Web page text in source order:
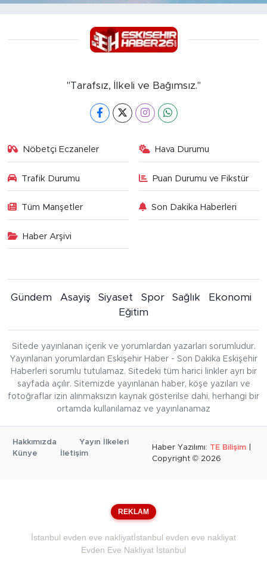
"Tarafsız, İlkeli ve Bağımsız."
Nöbetçi Eczaneler Hava Durumu
Trafik Durumu Puan Durumu ve Fikstür
Tüm Manşetler Son Dakika Haberleri
Haber Arşivi
Gündem Asayiş Siyaset Spor Sağlık
Ekonomi
Eğitim
Sitede yayınlanan içerik ve yorumlardan yazarları sorumludur.
Yayınlanan yorumlardan Eskişehir Haber - Son Dakika Eskişehir
Haberleri sorumlu tutulamaz. Sitedeki tüm harici linkler ayrı bir
sayfada açılır. Sitemizde yayınlanan haber, köşe yazıları ve
fotoğraflar izin alınmaksızın kaynak gösterilse dahi, herhangi bir
ortamda kullanılamaz ve yayınlanamaz
Hakkımızda
Yayın İlkeleri
Künye
İletişim
Haber Yazılımı: TE Bilişim
Copyright © 2026
REKLAM
İstanbul evden eve nakliyatİstanbul evden eve nakliyat
Evden Eve Nakliyat İstanbul